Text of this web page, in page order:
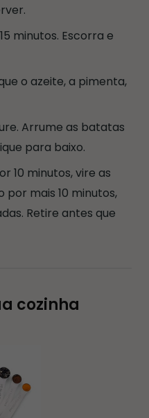
minutos. Escorra e
o azeite, a pimenta,
Arrume as batatas
para baixo.
10 minutos, vire as
mais 10 minutos,
Retire antes que
cozinha